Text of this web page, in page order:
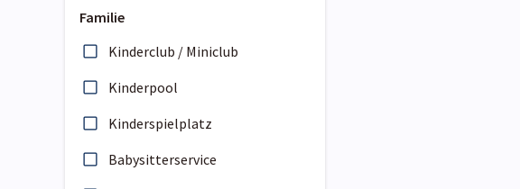
Familie
Kinderclub / Miniclub
Kinderpool
Kinderspielplatz
Babysitterservice